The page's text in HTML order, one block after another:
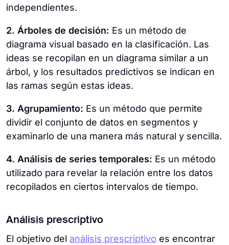
independientes.
2. Árboles de decisión: Es un método de
diagrama visual basado en la clasificación. Las
ideas se recopilan en un diagrama similar a un
árbol, y los resultados predictivos se indican en
las ramas según estas ideas.
3. Agrupamiento: Es un método que permite
dividir el conjunto de datos en segmentos y
examinarlo de una manera más natural y sencilla.
4. Análisis de series temporales: Es un método
utilizado para revelar la relación entre los datos
recopilados en ciertos intervalos de tiempo.
Análisis prescriptivo
El objetivo del análisis prescriptivo es encontrar